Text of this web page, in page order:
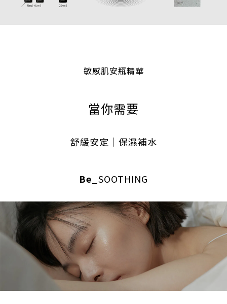
敏感肌安瓶精華
當你需要
舒緩安定｜保濕補水
Be_ SOOTHING